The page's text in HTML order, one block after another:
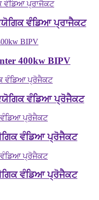
ਵੰਡਿਆ ਪ੍ਰਾਜੈਕਟ
400kw BIPV
ਵੰਡਿਆ ਪ੍ਰੋਜੈਕਟ
ਵੰਡਿਆ ਪ੍ਰੋਜੈਕਟ
ਵੰਡਿਆ ਪ੍ਰੋਜੈਕਟ